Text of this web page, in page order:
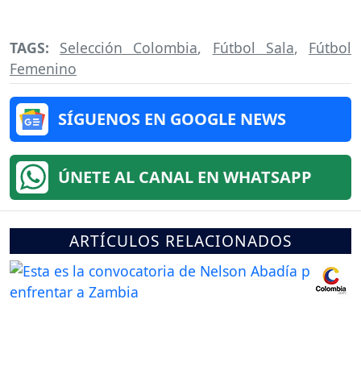
TAGS: Selección Colombia, Fútbol Sala, Fútbol
Femenino
SÍGUENOS EN GOOGLE NEWS
ÚNETE AL CANAL EN WHATSAPP
ARTÍCULOS RELACIONADOS